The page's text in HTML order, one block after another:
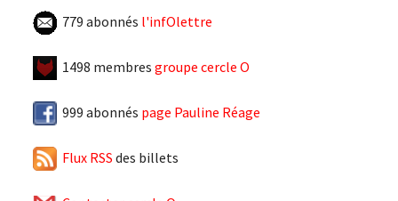
779 abonnés l'infOlettre
1498 membres groupe cercle O
999 abonnés page Pauline Réage
Flux RSS des billets